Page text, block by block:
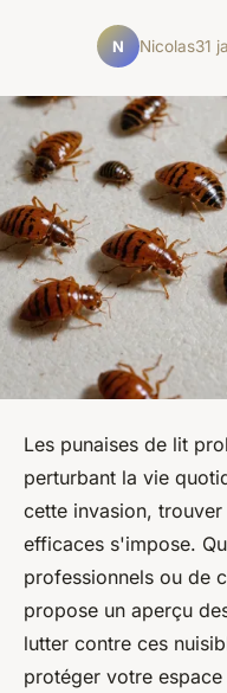
N Nicolas31
Les punaises de lit
perturbant la vie
cette invasion,
efficaces s'impose.
professionnels ou de
propose un aperçu
lutter contre ces
protéger votre